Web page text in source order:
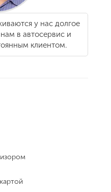
у нас долгое
в автосервис и
клиентом.